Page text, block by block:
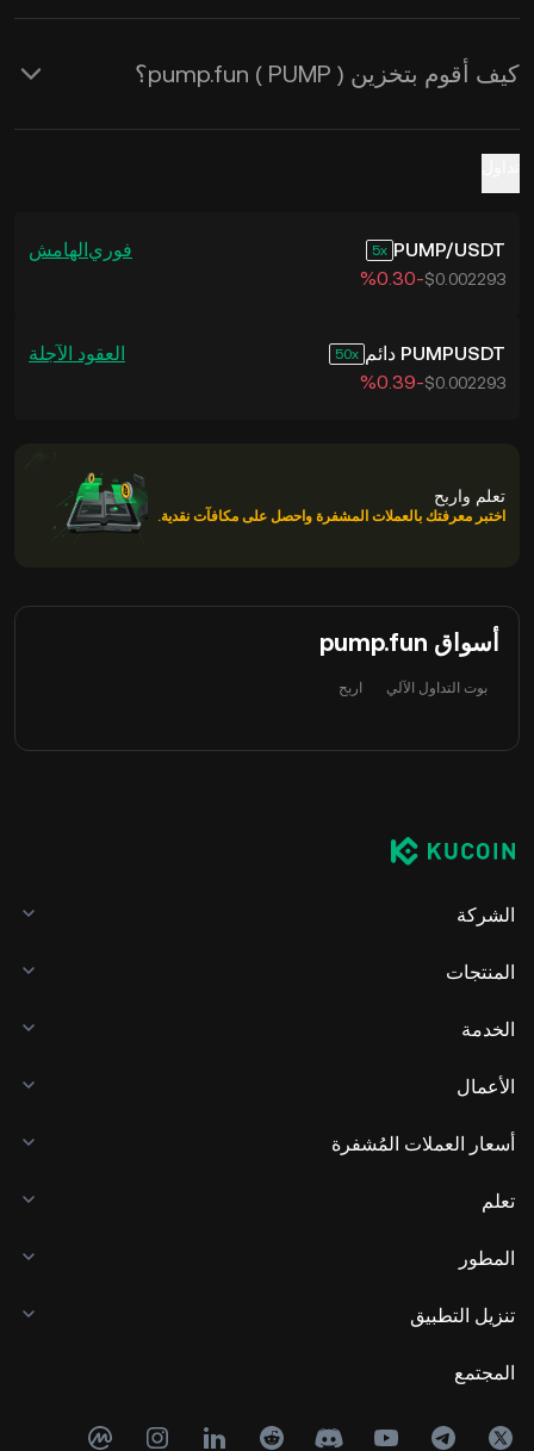
كيف أقوم بتخزين pump.fun ( PUMP )؟
PUMP/USDT
5 فوريالهامش
$0.002293
‮-‭0.30‬%‬
PUMPUSDT دائم 50 العقود الآجلة
$0.002293
‮-‭0.39‬%‬
تعلم واربح
اختبر معرفتك بالعملات المشفرة واحصل على مكافآت نقدية.
أسواق pump.fun
بوت التداول الآلي اربح
الشركة
المنتجات
الخدمة
الأعمال
أسعار العملات المُشفرة
تعلم
المطور
تنزيل التطبيق
المجتمع